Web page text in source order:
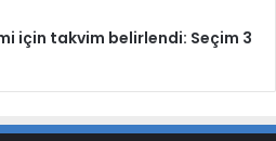
için takvim belirlendi: Seçim 3